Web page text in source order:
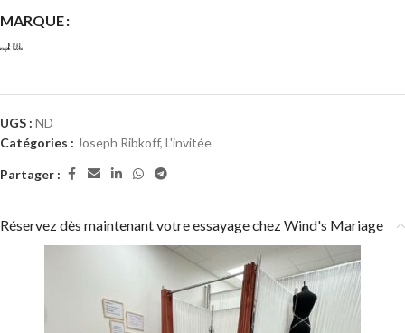
MARQUE
UGS : ND
Catégories : Joseph Ribkoff, L'invitée
Partager :
Réservez dès maintenant votre essayage chez Wind's Mariage